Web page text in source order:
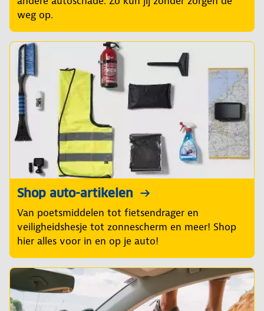
weg op.
Shop auto-artikelen
Van poetsmiddelen tot fietsendrager en
veiligheidshesje tot zonnescherm en meer! Shop
hier alles voor in en op je auto!